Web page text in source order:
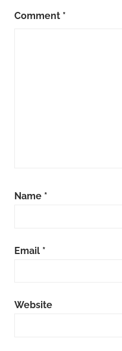
Comment *
Name *
Email *
Website